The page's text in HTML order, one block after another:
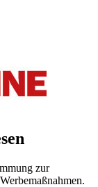
zur